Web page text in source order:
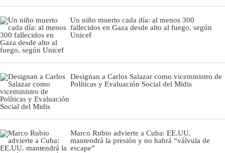
Un niño muerto cada día: al menos 300
fallecidos en Gaza desde alto al fuego, según
Unicef
Designan a Carlos Salazar como viceministro de
Políticas y Evaluación Social del Midis
Marco Rubio advierte a Cuba: EE.UU.
mantendrá la presión y no habrá “válvula de
escape”